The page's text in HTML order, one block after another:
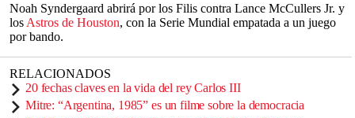
Noah Syndergaard abrirá por los Filis contra Lance McCullers Jr. y
los Astros de Houston, con la Serie Mundial empatada a un juego
por bando.
RELACIONADOS
20 fechas claves en la vida del rey Carlos III
Mitre: “Argentina, 1985” es un filme sobre la democracia